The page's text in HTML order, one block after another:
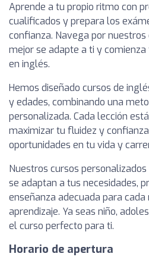
Aprende a tu propio ritmo con
cualificados y prepara los
confianza. Navega por
mejor se adapte a ti y
en inglés.
Hemos diseñado cursos de
y edades, combinando una
personalizada. Cada lección
maximizar tu fluidez y
oportunidades en tu vida y
Nuestros cursos
se adaptan a tus necesidades,
enseñanza adecuada para
aprendizaje. Ya seas niño,
el curso perfecto para ti.
Horario de apertura